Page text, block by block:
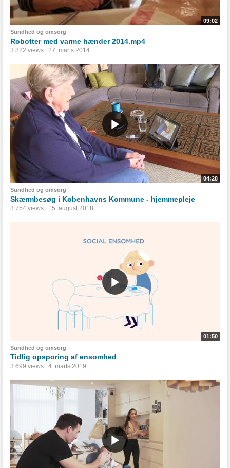
09:02
Sundhed og omsorg
Robotter med varme hænder 2014.mp4
3.822 views 27. marts 2014
04:28
Sundhed og omsorg
Skærmbesøg i Københavns Kommune - hjemmepleje
3.754 views 15. august 2018
01:50
Sundhed og omsorg
Tidlig opsporing af ensomhed
3.699 views 4. marts 2019